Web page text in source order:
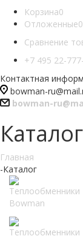
Корзина0
Отложенные0
Сравнение
+7 495 22-
Контактная
bowman-
bowman-
Каталог
Главная
-Каталог